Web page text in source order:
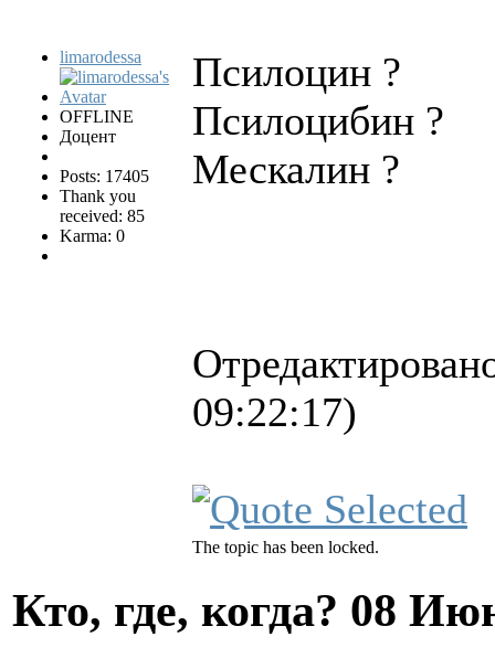
limarodessa
OFFLINE
Доцент
Posts: 17405
Thank you
received: 85
Karma: 0
Псилоцин ?
Псилоцибин ?
Мескалин ?
09:22:17)
The topic has been locked.
Кто, где, когда? 08